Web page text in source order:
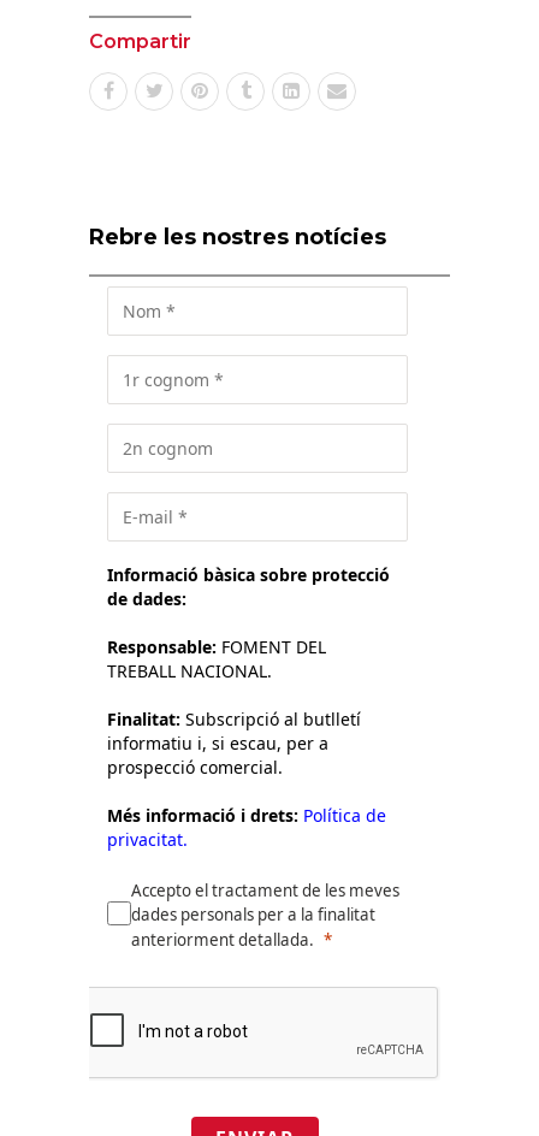
Compartir
Rebre les nostres notícies
Informació bàsica sobre protecció
de dades:
Responsable: FOMENT DEL
TREBALL NACIONAL.
Finalitat: Subscripció al butlletí
informatiu i, si escau, per a
prospecció comercial.
Més informació i drets: Política de
privacitat.
Accepto el tractament de les meves
dades personals per a la finalitat
anteriorment detallada.